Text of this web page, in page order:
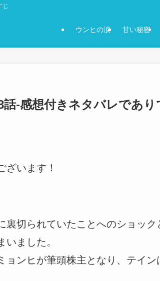
じ
ウンヒの涙 甘い秘密
-感想付きネタバレであり
ざいます！
裏切られていたことへのショッ
ました。
ョンヒが筆頭株主となり、テイン